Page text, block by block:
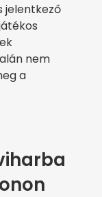
jelentkező
nem
a